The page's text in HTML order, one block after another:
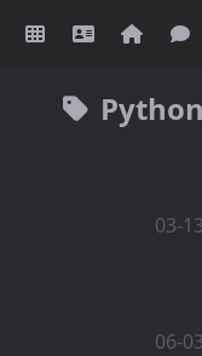
Python
03-13
06-03